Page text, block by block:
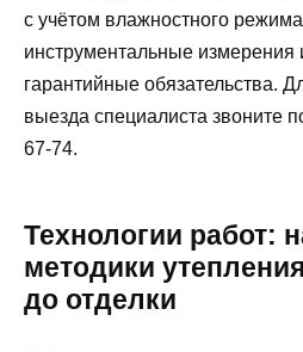
с учётом влажностного
инструментальные
гарантийные обязательства.
выезда специалиста звоните
67-74.
Технологии работ:
методики
до отделки